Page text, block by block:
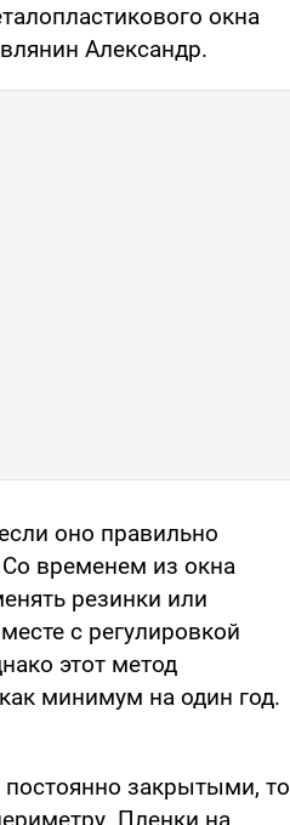
окна
Александр.
оно правильно
временем из окна
резинки или
с регулировкой
этот метод
минимум на один год.
закрытыми, то